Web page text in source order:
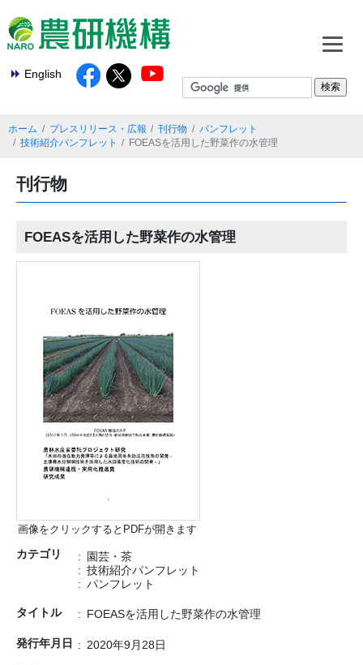
English
ホーム プレスリリース・広報 刊行物
パンフレット
技術紹介パンフレット
FOEASを活用した野菜作の水管理
刊行物
FOEASを活用した野菜作の水管理
画像をクリックするとPDFが開きます
カテゴリ
園芸・茶
技術紹介パンフレット
パンフレット
タイトル FOEASを活用した野菜作の水管理
発行年月日 2020年9月28日